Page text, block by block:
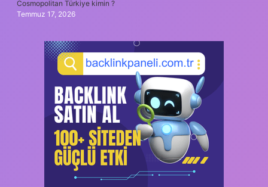
Cosmopolitan Türkiye kimin ?
Temmuz 17, 2026